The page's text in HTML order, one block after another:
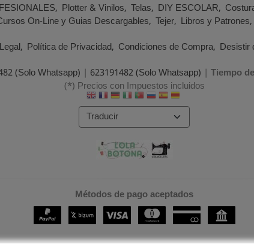
Plotter & Vinilos Telas DIY ESCOLAR
On-Line y Guias Descargables Tejer Libros y Patrones
Política de Privacidad Condiciones de Compra Desistir
(Solo Whatsapp) | 623191482 (Solo Whatsapp) | Tiempo
(*) Precios con Impuestos incluidos
Métodos de pago aceptados